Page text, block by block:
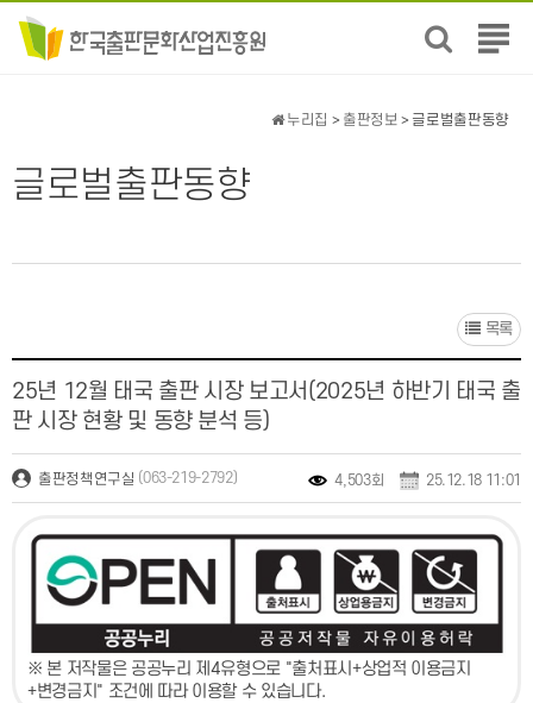
전
뉴
글로벌출판동향
누리집 > 출판정보 > 글로벌출판동향
목록
25년 12월 태국 출판 시장 보고서(2025년 하반기 태국 출
판 시장 현황 및 동향 분석 등)
출판정책연구실 (063-219-2792) 4,503회 25.12.18 11:01
※ 본 저작물은 공공누리 제4유형으로 "출처표시+상업적 이용금지
+변경금지" 조건에 따라 이용할 수 있습니다.